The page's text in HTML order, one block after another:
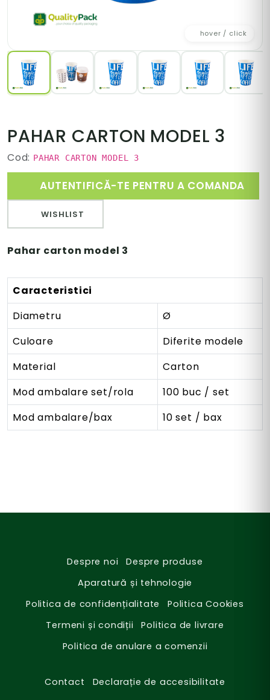
hover / click
PAHAR CARTON MODEL 3
Cod: PAHAR CARTON MODEL 3
AUTENTIFICĂ-TE PENTRU A COMANDA
WISHLIST
Pahar carton model 3
Caracteristici
Diametru
Ø
Culoare
Diferite modele
Material
Carton
Mod ambalare set/rola
100 buc / set
Mod ambalare/bax
10 set / bax
Despre noi
Despre produse
Aparatură și tehnologie
Politica de confidențialitate
Politica Cookies
Termeni și condiții
Politica de livrare
Politica de anulare a comenzii
Contact Declarație de accesibilitate